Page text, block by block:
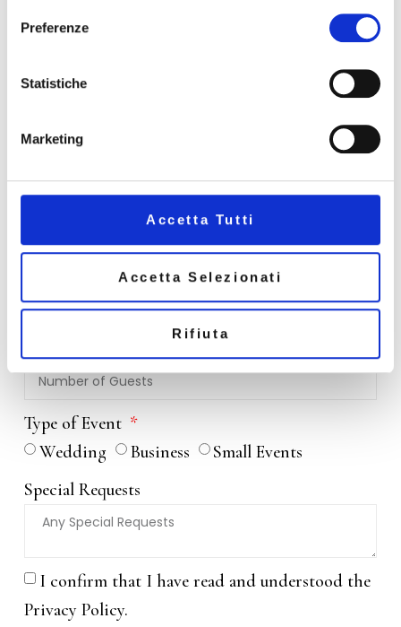
Preferenze
Statistiche
Marketing
Accetta Tutti
Accetta Selezionati
Rifiuta
Email
Type of Event
Wedding
Business
Small Events
Special Requests
I confirm that I have read and understood the
Privacy Policy.